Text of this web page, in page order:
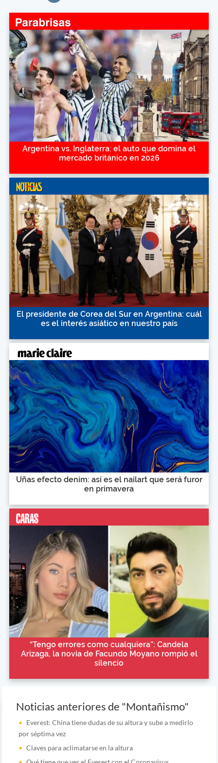
Argentina vs. Inglaterra: el auto que domina el
mercado británico en 2026
El presidente de Corea del Sur en Argentina: cuál
es el interés asiático en nuestro país
Uñas efecto denim: así es el nailart que será furor
en primavera
“Tengo errores como cualquiera”: Candela
Arizaga, la novia de Facundo Moyano rompió el
silencio
Noticias anteriores de "Montañismo"
Everest: China tiene dudas de su altura y sube a medirlo
por séptima vez
Claves para aclimatarse en la altura